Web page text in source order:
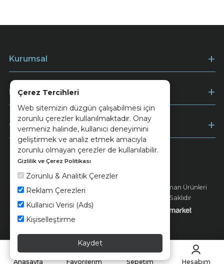
Çerez Tercihleri
Web sitemizin düzgün çalışabilmesi için
zorunlu çerezler kullanılmaktadır. Onay
vermeniz halinde, kullanıcı deneyimini
geliştirmek ve analiz etmek amacıyla
zorunlu olmayan çerezler de kullanılabilir.
Gizlilik ve Çerez Politikası
Zorunlu & Analitik Çerezler
Reklam Çerezleri
Kullanıcı Verisi (Ads)
Kişiselleştirme
Kaydet
Kurumsal
Müşteri Hizmetleri
Ödeme
© 2026 Ünsa Madencilik Turizm Enerji Seramik Orman Ürünleri
Elektrik Üretim San. ve Tic. A.Ş. - Tüm Hakları Saklıdır
Anasayfa Favorilerim Sepetim Hesabım